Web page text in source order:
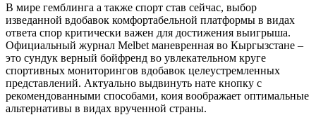
В мире гемблинга а также спорт став сейчас, выбор
изведанной вдобавок комфортабельной платформы в видах
ответа спор критически важен для достижения выигрыша.
Официальный журнал Melbet маневренная во Кыргызстане –
это сундук верный бойфренд во увлекательном круге
спортивных мониторингов вдобавок целеустремленных
представлений. Актуально выдвинуть нате кнопку с
рекомендованными способами, коия воображает оптимальные
альтернативы в видах врученной страны.